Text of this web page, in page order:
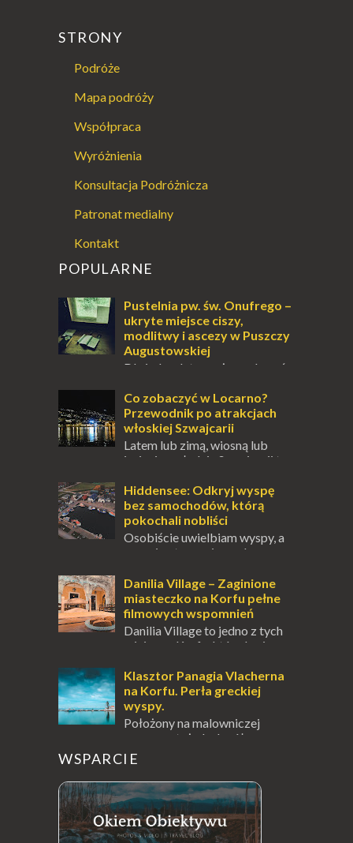
STRONY
Podróże
Mapa podróży
Współpraca
Wyróżnienia
Konsultacja Podróżnicza
Patronat medialny
Kontakt
POPULARNE
Pustelnia pw. św. Onufrego –
ukryte miejsce ciszy,
modlitwy i ascezy w Puszczy
Augustowskiej
Dla jednych to może wydawać
przetrwania lub romantycznym życiem. Dla
innych to nieustanne przebywanie z B...
Co zobaczyć w Locarno?
Przewodnik po atrakcjach
włoskiej Szwajcarii
Latem lub zimą, wiosną lub
jesienią, południe Szwajcarii to
odwiedzić. Moja zimowa podróż do
Locarno gwara...
Hiddensee: Odkryj wyspę
bez samochodów, którą
pokochali nobliści
Osobiście uwielbiam wyspy, a
uczucie otoczenia wodą
pośrodku Bałtyku? To zawsze brzmi jak
doskonał...
Danilia Village – Zaginione
miasteczko na Korfu pełne
filmowych wspomnień
Danilia Village to jedno z tych
miejsc na Korfu, które kryje w
jest doskonale znane miłośnikom f...
Klasztor Panagia Vlacherna
na Korfu. Perła greckiej
wyspy.
Położony na malowniczej
wysepce, tuż obok półwyspu
Kanoni, Święty Klasztor Panagia Vlacherna
jest jednym z najbardziej rozpoznawalnych
symbo...
WSPARCIE